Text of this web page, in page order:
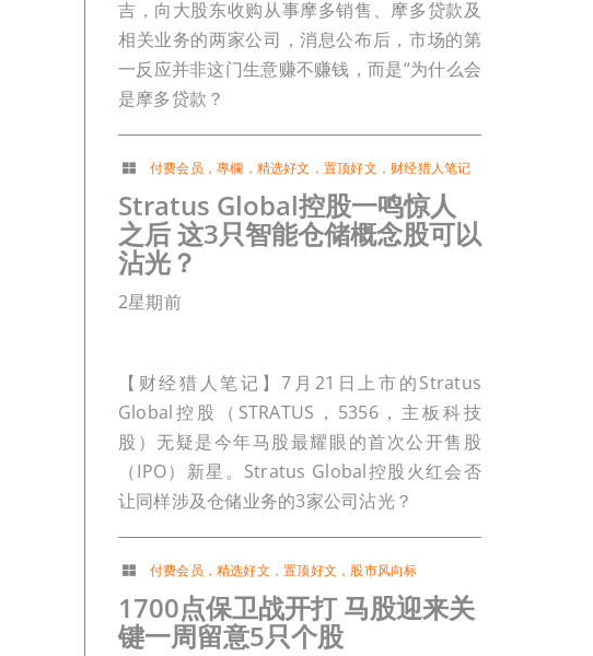
吉，向大股东收购从事摩多销售、摩多贷款及
相关业务的两家公司，消息公布后，市场的第
一反应并非这门生意赚不赚钱，而是“为什么会
是摩多贷款？
付费会员 ，專欄 ， 精选好文 ， 置顶好文 ， 财经猎人笔记
Stratus Global控股一鸣惊人
之后 这3只智能仓储概念股可以
沾光？
2星期前
【财经猎人笔记】7月21日上市的Stratus
Global控股（STRATUS，5356，主板科技
股）无疑是今年马股最耀眼的首次公开售股
（IPO）新星。Stratus Global控股火红会否
让同样涉及仓储业务的3家公司沾光？
付费会员 ，精选好文 ，置顶好文 ， 股市风向标
1700点保卫战开打 马股迎来关
键一周留意5只个股